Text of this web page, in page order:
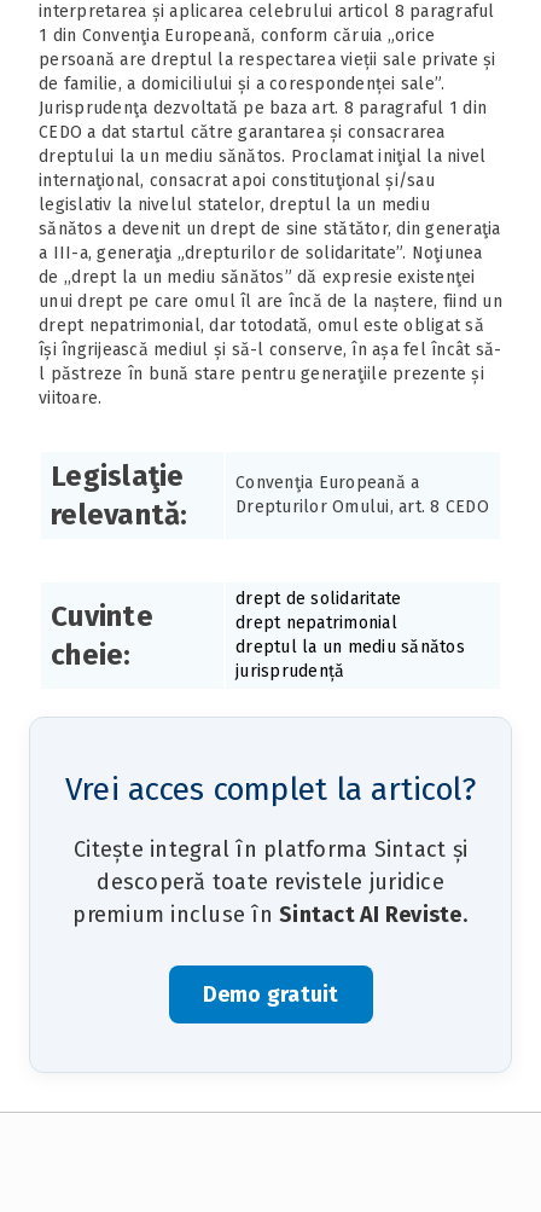
interpretarea și aplicarea celebrului articol 8 paragraful
1 din Convenţia Europeană, conform căruia „orice
persoană are dreptul la respectarea vieții sale private și
de familie, a domiciliului și a corespondenței sale”.
Jurisprudenţa dezvoltată pe baza art. 8 paragraful 1 din
CEDO a dat startul către garantarea și consacrarea
dreptului la un mediu sănătos. Proclamat iniţial la nivel
internaţional, consacrat apoi constituţional și/sau
legislativ la nivelul statelor, dreptul la un mediu
sănătos a devenit un drept de sine stătător, din generaţia
a III-a, generaţia „drepturilor de solidaritate”. Noţiunea
de ,,drept la un mediu sănătos” dă expresie existenţei
unui drept pe care omul îl are încă de la naștere, fiind un
drept nepatrimonial, dar totodată, omul este obligat să
își îngrijească mediul și să-l conserve, în așa fel încât să-
l păstreze în bună stare pentru generaţiile prezente și
viitoare.
Legislaţie
relevantă:
Convenţia Europeană a
Drepturilor Omului, art. 8 CEDO
Cuvinte
cheie:
drept de solidaritate
drept nepatrimonial
dreptul la un mediu sănătos
jurisprudență
Vrei acces complet la articol?
Citește integral în platforma Sintact și
descoperă toate revistele juridice
premium incluse în Sintact AI Reviste.
Demo gratuit